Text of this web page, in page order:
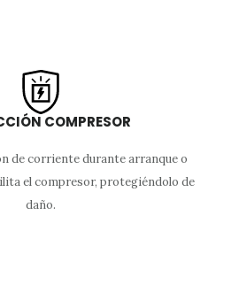
COMPRESOR
de corriente durante arranque o
el compresor, protegiéndolo de
daño.